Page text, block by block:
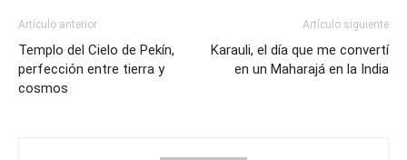
Artículo anterior
Templo del Cielo de Pekín,
perfección entre tierra y
cosmos
Artículo siguiente
Karauli, el día que me convertí
en un Maharajá en la India